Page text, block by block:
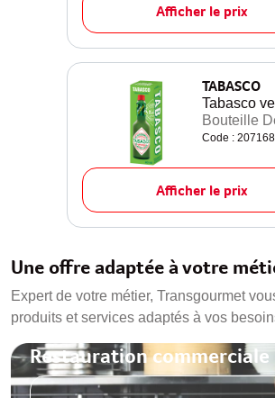
Afficher le prix
TABASCO
Tabasco
Bouteille
Code : 207168
Afficher le prix
Une offre adaptée à votre
Expert de votre métier, Transgourmet
produits et services adaptés à vos
Restauration commerciale